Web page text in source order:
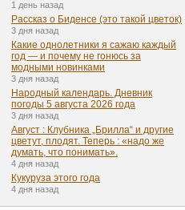
1 день назад
Рассказ о Биденсе (это такой цветок)
3 дня назад
Какие однолетники я сажаю каждый
год — и почему не гонюсь за
модными новинками
3 дня назад
Народный календарь. Дневник
погоды 5 августа 2026 года
3 дня назад
Август : Клубника „Брилла“ и другие
цветут, плодят. Теперь : «надо же
думать, что понимать».
4 дня назад
Кукуруза этого года
4 дня назад